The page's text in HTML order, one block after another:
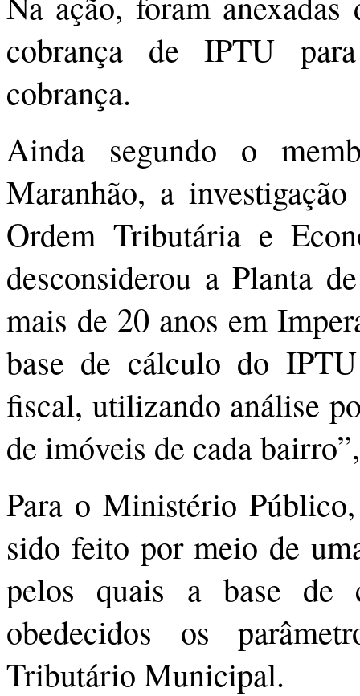
cobrança de IPTU
cobrança.
Ainda segundo o
Maranhão, a
Ordem Tributária e
desconsiderou a Planta
mais de 20 anos em
base de cálculo do
fiscal, utilizando análise
de imóveis de cada
Para o Ministério
sido feito por meio de
pelos quais a base de
obedecidos os
Tributário Municipal.